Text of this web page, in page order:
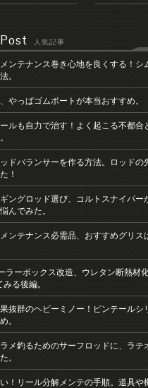
人気記事
ンテナンス巻き心地を良くする！シ
。
やっぱゴムボートが本当おすすめ。
ルも自力で治す！よく起こる不都合
ドバランサーを作る方法。ロッドの
！
ングロッド選び、コルトスナイパー
んでみた。
ンテナンス必需品、おすすめグリス
ラーボックス改造、ウレタン断熱材
る後編。
抜群のヘビーミノー！ピンテールシ
。
メ釣るためのサーフロッドに、ラテ
。
！リール分解メンテの手順。道具や